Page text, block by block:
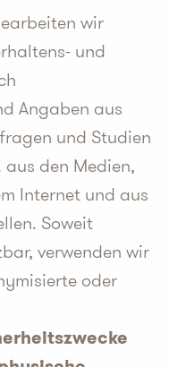
wir
und
Angaben aus
und Studien
den Medien,
Internet und aus
Soweit
verwenden wir
oder